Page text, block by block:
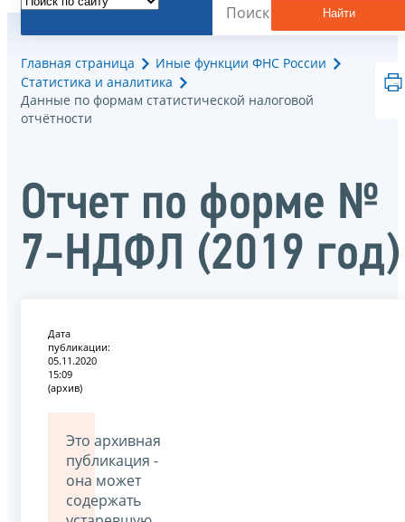
Найти
Главная страница
Иные функции ФНС России
Статистика и аналитика
Данные по формам статистической налоговой
отчётности
Отчет по форме №
7-НДФЛ (2019 год)
Дата
публикации:
05.11.2020
15:09
(архив)
Это архивная
публикация -
она может
содержать